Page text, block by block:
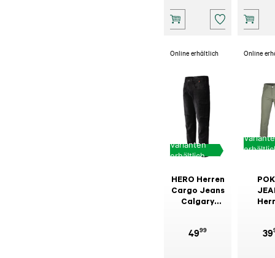
Online erhältlich
Varianten
erhältlich
HERO Herren
Cargo Jeans
Calgary
4999
Online
39